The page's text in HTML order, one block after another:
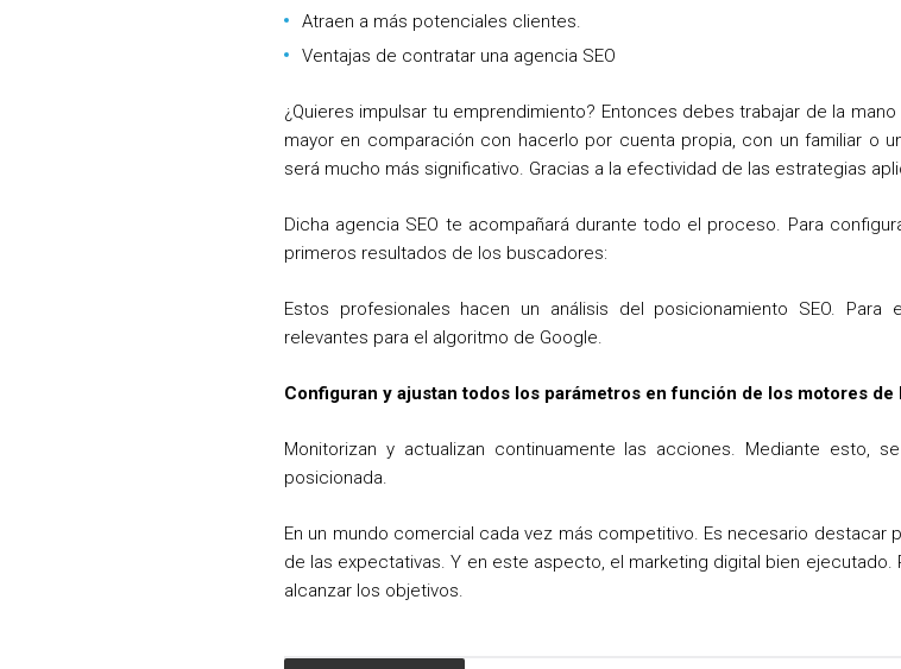
Atraen a más potenciales clientes.
Ventajas de contratar una agencia SEO
¿Quieres impulsar tu emprendimiento? Entonces debes trabajar de la
mayor en comparación con hacerlo por cuenta propia, con un familiar o
será mucho más significativo. Gracias a la efectividad de las estrategias
Dicha agencia SEO te acompañará durante todo el proceso. Para
primeros resultados de los buscadores:
Estos profesionales hacen un análisis del posicionamiento SEO.
relevantes para el algoritmo de Google.
Configuran y ajustan todos los parámetros en función de los motores de
Monitorizan y actualizan continuamente las acciones. Mediante esto,
posicionada.
En un mundo comercial cada vez más competitivo. Es necesario destacar
de las expectativas. Y en este aspecto, el marketing digital bien
alcanzar los objetivos.